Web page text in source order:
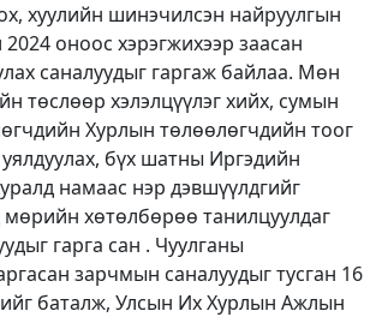
хуулийн шинэчилсэн найруулгын
2024 оноос хэрэгжихээр заасан
саналуудыг гаргаж байлаа. Мөн
төслөөр хэлэлцүүлэг хийх, сумын
Хурлын төлөөлөгчдийн тоог
бүх шатны Иргэдийн
намаас нэр дэвшүүлдгийг
хөтөлбөрөө танилцуулдаг
гарга сан . Чуулганы
зарчмын саналуудыг тусган 16
баталж, Улсын Их Хурлын Ажлын